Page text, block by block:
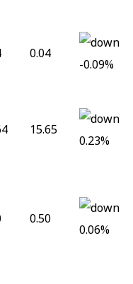
0.04
-0.09%
15.65
0.23%
0.50
0.06%